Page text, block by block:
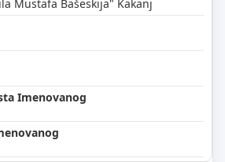
Mustafa Bašeskija" Kakanj